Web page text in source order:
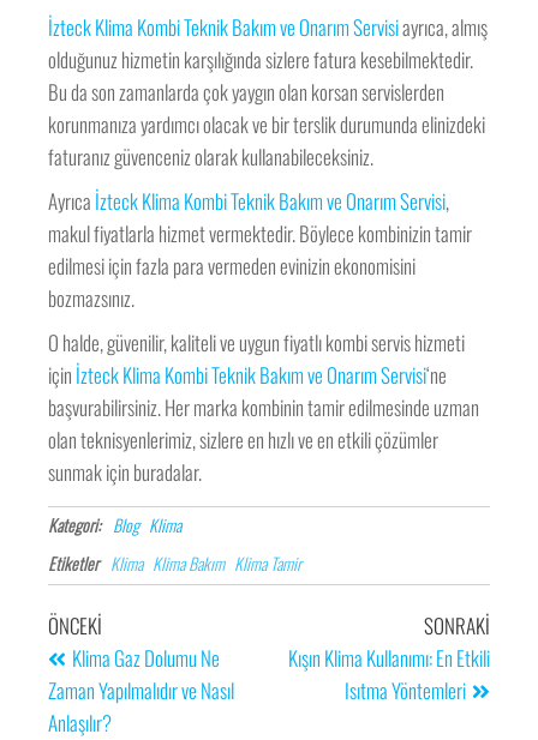
İzteck Klima Kombi Teknik Bakım ve Onarım Servisiayrıca, almış
olduğunuz hizmetin karşılığında sizlere fatura kesebilmektedir.
Bu da son zamanlarda çok yaygın olan korsan servislerden
korunmanıza yardımcı olacak ve bir terslik durumunda elinizdeki
faturanız güvenceniz olarak kullanabileceksiniz.
Ayrıca İzteck Klima Kombi Teknik Bakım ve Onarım Servisi,
makul fiyatlarla hizmet vermektedir. Böylece kombinizin tamir
edilmesi için fazla para vermeden evinizin ekonomisini
bozmazsınız.
O halde, güvenilir, kaliteli ve uygun fiyatlı kombi servis hizmeti
için İzteck Klima Kombi Teknik Bakım ve Onarım Servisi‘ne
başvurabilirsiniz. Her marka kombinin tamir edilmesinde uzman
olan teknisyenlerimiz, sizlere en hızlı ve en etkili çözümler
sunmak için buradalar.
Kategori: Blog Klima
Etiketler Klima Klima Bakım Klima Tamir
ÖNCEKI
Klima Gaz Dolumu Ne
Zaman Yapılmalıdır ve Nasıl
Anlaşılır?
SONRAKI
Kışın Klima Kullanımı: En Etkili
Isıtma Yöntemleri